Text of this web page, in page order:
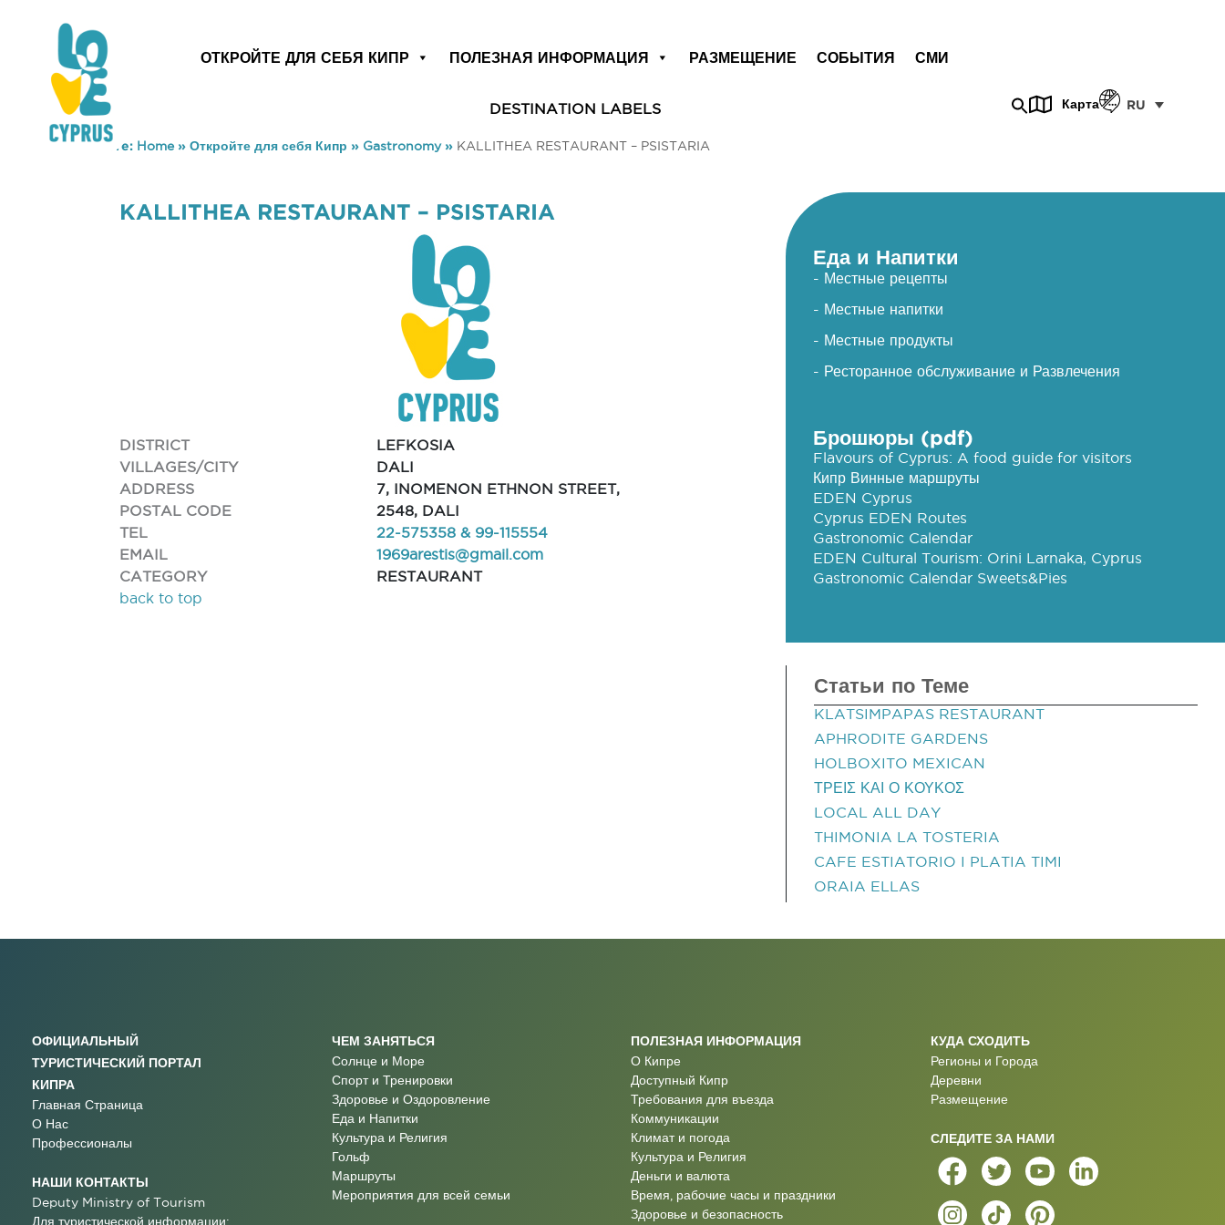
ОТКРОЙТЕ ДЛЯ СЕБЯ КИПР ПОЛЕЗНАЯ ИНФОРМАЦИЯ РАЗМЕЩЕНИЕ СОБЫТИЯ СМИ
DESTINATION LABELS Карта RU
You are here: Home» Откройте для себя Кипр » Gastronomy» KALLITHEA RESTAURANT – PSISTARIA
KALLITHEA RESTAURANT – PSISTARIA
DISTRICT
LEFKOSIA
VILLAGES/CITY
DALI
ADDRESS
7, INOMENON ETHNON STREET,
POSTAL CODE
2548, DALI
TEL
22-575358 & 99-115554
EMAIL
1969arestis@gmail.com
CATEGORY
RESTAURANT
back to top
Еда и Напитки
- Местные рецепты
- Местные напитки
- Местные продукты
- Ресторанное обслуживание и Развлечения
Брошюры (pdf)
Flavours of Cyprus: A food guide for visitors
Кипр Винные маршруты
EDEN Cyprus
Cyprus EDEN Routes
Gastronomic Calendar
EDEN Cultural Tourism: Orini Larnaka, Cyprus
Gastronomic Calendar Sweets&Pies
Статьи по Теме
KLATSIMPAPAS RESTAURANT
APHRODITE GARDENS
HOLBOXITO MEXICAN
ΤΡΕΙΣ ΚΑΙ Ο ΚΟΥΚΟΣ
LOCAL ALL DAY
THIMONIA LA TOSTERIA
CAFE ESTIATORIO I PLATIA TIMI
ORAIA ELLAS
ОФИЦИАЛЬНЫЙ
ТУРИСТИЧЕСКИЙ ПОРТАЛ
КИПРА
Главная Страница
О Нас
Профессионалы
НАШИ КОНТАКТЫ
Deputy Ministry of Tourism
Для туристической информации:
ЧЕМ ЗАНЯТЬСЯ
Солнце и Море
Спорт и Тренировки
Здоровье и Оздоровление
Еда и Напитки
Культура и Религия
Гольф
Маршруты
Мероприятия для всей семьи
ПОЛЕЗНАЯ ИНФОРМАЦИЯ
О Кипре
Доступный Кипр
Требования для въезда
Коммуникации
Климат и погода
Культура и Религия
Деньги и валюта
Время, рабочие часы и праздники
Здоровье и безопасность
КУДА СХОДИТЬ
Регионы и Города
Деревни
Размещение
СЛЕДИТЕ ЗА НАМИ